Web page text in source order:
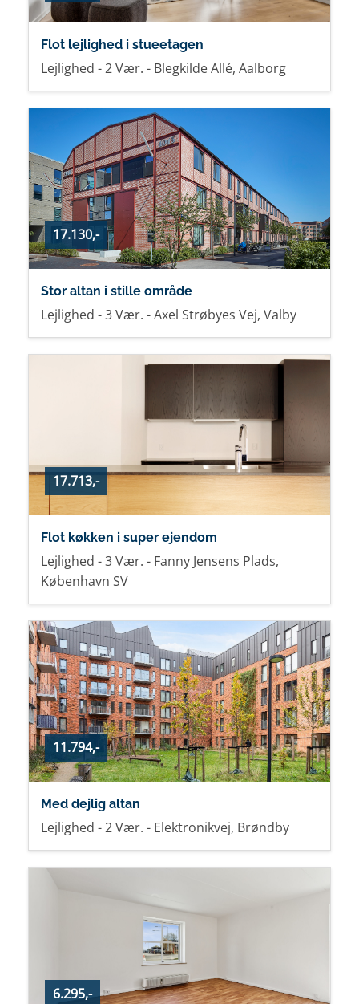
Flot lejlighed i stueetagen
Lejlighed - 2 Vær. - Blegkilde Allé, Aalborg
17.130,-
Stor altan i stille område
Lejlighed - 3 Vær. - Axel Strøbyes Vej, Valby
17.713,-
Flot køkken i super ejendom
Lejlighed - 3 Vær. - Fanny Jensens Plads,
København SV
11.794,-
Med dejlig altan
Lejlighed - 2 Vær. - Elektronikvej, Brøndby
6.295,-